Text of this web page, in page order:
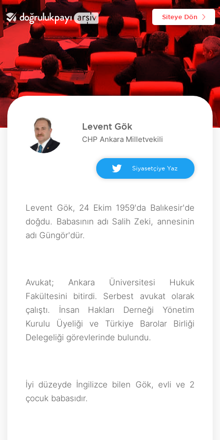
Siteye Dön
Levent Gök
CHP Ankara Milletvekili
Siyasetçiye Yaz
Levent Gök, 24 Ekim 1959'da Balıkesir'de
doğdu. Babasının adı Salih Zeki, annesinin
adı Güngör'dür.
Avukat; Ankara Üniversitesi Hukuk
Fakültesini bitirdi. Serbest avukat olarak
çalıştı. İnsan Hakları Derneği Yönetim
Kurulu Üyeliği ve Türkiye Barolar Birliği
Delegeliği görevlerinde bulundu.
İyi düzeyde İngilizce bilen Gök, evli ve 2
çocuk babasıdır.